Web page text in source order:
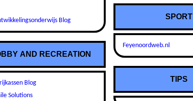
Blog
AND RECREATION
Blog
Solutions
SPORT
Feyenoordweb.nl
TIPS